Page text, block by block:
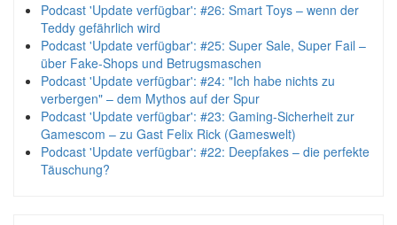
Podcast 'Update verfügbar': #26: Smart Toys – wenn der
Teddy gefährlich wird
Podcast 'Update verfügbar': #25: Super Sale, Super Fail –
über Fake-Shops und Betrugsmaschen
Podcast 'Update verfügbar': #24: "Ich habe nichts zu
verbergen" – dem Mythos auf der Spur
Podcast 'Update verfügbar': #23: Gaming-Sicherheit zur
Gamescom – zu Gast Felix Rick (Gameswelt)
Podcast 'Update verfügbar': #22: Deepfakes – die perfekte
Täuschung?